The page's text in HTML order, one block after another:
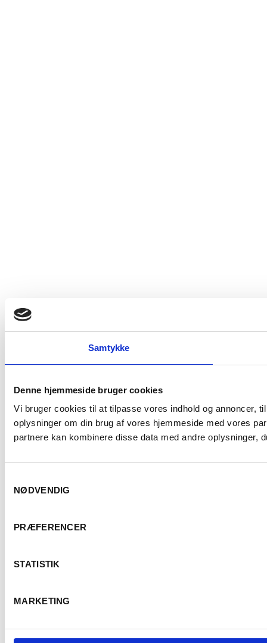
Samtykke
Denne hjemmeside bruger cookies
Vi bruger cookies til at tilpasse vores indhold og annoncer,
oplysninger om din brug af vores hjemmeside med vores
partnere kan kombinere disse data med andre oplysninger,
NØDVENDIG
PRÆFERENCER
STATISTIK
MARKETING